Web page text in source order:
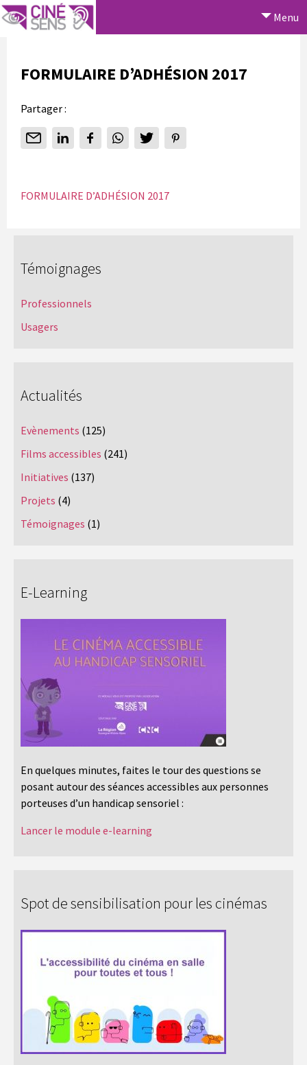
Menu
FORMULAIRE D’ADHÉSION 2017
Partager :
FORMULAIRE D’ADHÉSION 2017
Témoignages
Professionnels
Usagers
Actualités
Evènements (125)
Films accessibles (241)
Initiatives (137)
Projets (4)
Témoignages (1)
E-Learning
En quelques minutes, faites le tour des questions se
posant autour des séances accessibles aux personnes
porteuses d’un handicap sensoriel :
Lancer le module e-learning
Spot de sensibilisation pour les cinémas